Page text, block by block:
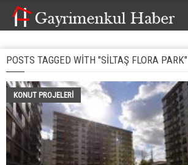
POSTS TAGGED WITH "SILTAŞ FLORA PARK"
KONUT PROJELERI